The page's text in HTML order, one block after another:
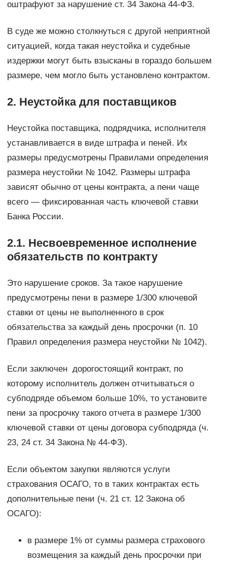
оштрафуют за нарушение ст. 34 Закона 44-ФЗ.
В суде же можно столкнуться с другой неприятной
ситуацией, когда такая неустойка и судебные
издержки могут быть взысканы в гораздо большем
размере, чем могло быть установлено контрактом.
2. Неустойка для поставщиков
Неустойка поставщика, подрядчика, исполнителя
устанавливается в виде штрафа и пеней. Их
размеры предусмотрены Правилами определения
размера неустойки № 1042. Размеры штрафа
зависят обычно от цены контракта, а пени чаще
всего — фиксированная часть ключевой ставки
Банка России.
2.1. Несвоевременное исполнение
обязательств по контракту
Это нарушение сроков. За такое нарушение
предусмотрены пени в размере 1/300 ключевой
ставки от цены не выполненного в срок
обязательства за каждый день просрочки (п. 10
Правил определения размера неустойки № 1042).
Если заключен дорогостоящий контракт, по
которому исполнитель должен отчитываться о
субподряде объемом больше 10%, то установите
пени за просрочку такого отчета в размере 1/300
ключевой ставки от цены договора субподряда (ч.
23, 24 ст. 34 Закона № 44-ФЗ).
Если объектом закупки являются услуги
страхования ОСАГО, то в таких контрактах есть
дополнительные пени (ч. 21 ст. 12 Закона об
ОСАГО):
в размере 1% от суммы размера страхового
возмещения за каждый день просрочки при